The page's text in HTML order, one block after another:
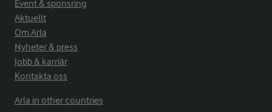
Event & sponsring
Aktuellt
Om Arla
Nyheter & press
Jobb & karriär
Kontakta oss
Arla in other countries